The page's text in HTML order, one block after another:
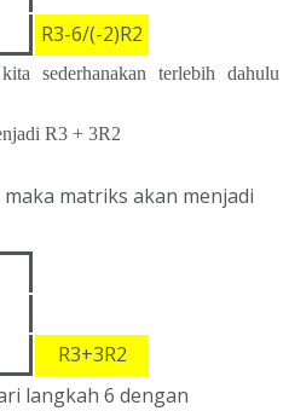
R3-6/(-2)R2
sederhanakan terlebih dahulu
R3 + 3R2
matriks akan menjadi
R3+3R2
langkah 6 dengan